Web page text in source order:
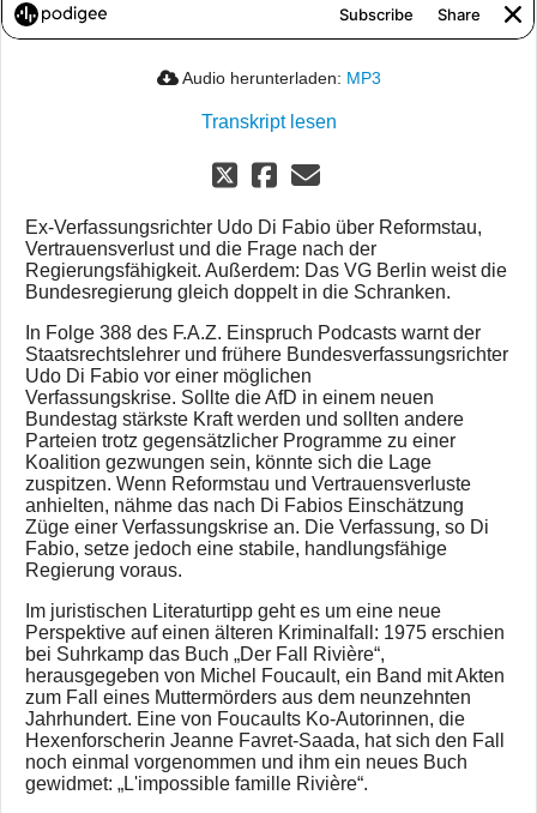
Audio herunterladen: MP3
Transkript lesen
Ex-Verfassungsrichter Udo Di Fabio über Reformstau,
Vertrauensverlust und die Frage nach der
Regierungsfähigkeit. Außerdem: Das VG Berlin weist die
Bundesregierung gleich doppelt in die Schranken.
In Folge 388 des F.A.Z. Einspruch Podcasts warnt der
Staatsrechtslehrer und frühere Bundesverfassungsrichter
Udo Di Fabio vor einer möglichen
Verfassungskrise. Sollte die AfD in einem neuen
Bundestag stärkste Kraft werden und sollten andere
Parteien trotz gegensätzlicher Programme zu einer
Koalition gezwungen sein, könnte sich die Lage
zuspitzen. Wenn Reformstau und Vertrauensverluste
anhielten, nähme das nach Di Fabios Einschätzung
Züge einer Verfassungskrise an. Die Verfassung, so Di
Fabio, setze jedoch eine stabile, handlungsfähige
Regierung voraus.
Im juristischen Literaturtipp geht es um eine neue
Perspektive auf einen älteren Kriminalfall: 1975 erschien
bei Suhrkamp das Buch „Der Fall Rivière“,
herausgegeben von Michel Foucault, ein Band mit Akten
zum Fall eines Muttermörders aus dem neunzehnten
Jahrhundert. Eine von Foucaults Ko-Autorinnen, die
Hexenforscherin Jeanne Favret-Saada, hat sich den Fall
noch einmal vorgenommen und ihm ein neues Buch
gewidmet: „L'impossible famille Rivière“.